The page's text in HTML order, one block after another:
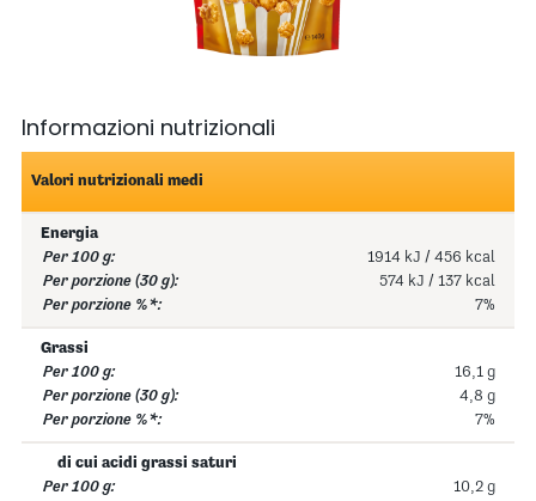
Informazioni nutrizionali
Valori nutrizionali medi
Energia
1914 kJ / 456 kcal
574 kJ / 137 kcal
7%
Grassi
16,1 g
4,8 g
7%
di cui acidi grassi saturi
10,2 g